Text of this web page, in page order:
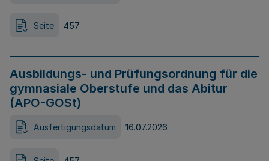
Seite 457
Ausbildungs- und Prüfungsordnung für die
gymnasiale Oberstufe und das Abitur
(APO-GOSt)
Ausfertigungsdatum 16.07.2026